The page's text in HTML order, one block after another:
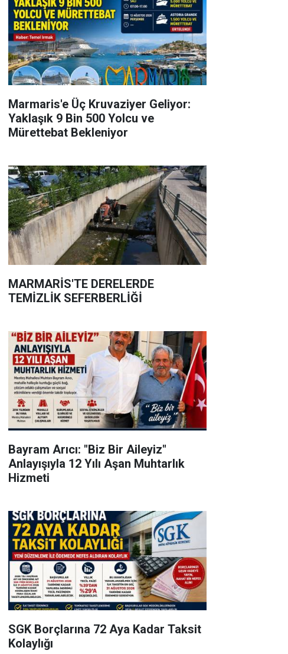
Marmaris'e Üç Kruvaziyer Geliyor:
Yaklaşık 9 Bin 500 Yolcu ve
Mürettebat Bekleniyor
MARMARİS'TE DERELERDE
TEMİZLİK SEFERBERLİĞİ
Bayram Arıcı: "Biz Bir Aileyiz"
Anlayışıyla 12 Yılı Aşan Muhtarlık
Hizmeti
SGK Borçlarına 72 Aya Kadar Taksit
Kolaylığı